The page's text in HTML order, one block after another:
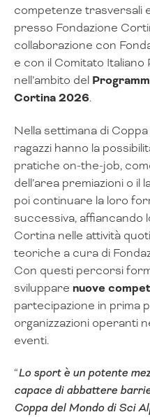
competenze trasversali
presso Fondazione
collaborazione con
e con il Comitato Italiano
nell’ambito del
Cortina 2026.
Nella settimana di
ragazzi hanno la
pratiche on-the-job,
dell’area premiazioni o il
poi continuare la loro
successiva, affiancando
Cortina nelle attività
teoriche a cura di
Con questi percorsi
sviluppare nuove
partecipazione in prima
organizzazioni operanti
eventi.
“Lo sport è un potente
capace di abbattere
Coppa del Mondo di Sci